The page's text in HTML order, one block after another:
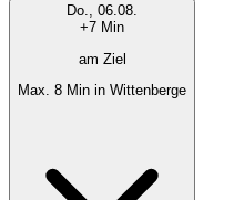
Do., 06.08.
+7 Min
am Ziel
Max. 8 Min in Wittenberge